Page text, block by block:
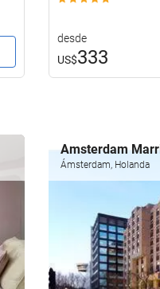
desde
US$333
Amsterdam
Ámsterdam, Holanda